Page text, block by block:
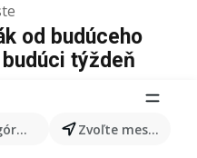
produkty... Zvoľte mesto
od budúceho
týždeň